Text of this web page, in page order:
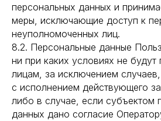
персональных данных и
меры, исключающие доступ к
неуполномоченных лиц.
8.2. Персональные данные
ни при каких условиях не будут
лицам, за исключением
с исполнением действующего
либо в случае, если субъектом
данных дано согласие